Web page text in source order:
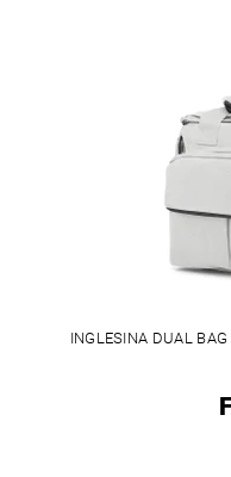
INGLESINA DUAL